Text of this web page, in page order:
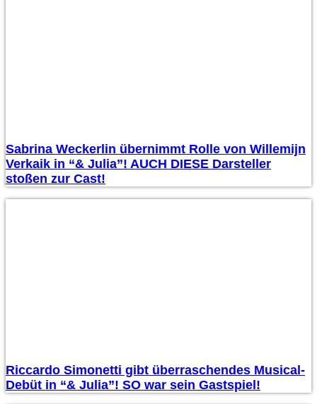
Sabrina Weckerlin übernimmt Rolle von Willemijn
Verkaik in “& Julia”! AUCH DIESE Darsteller
stoßen zur Cast!
Riccardo Simonetti gibt überraschendes Musical-
Debüt in “& Julia”! SO war sein Gastspiel!